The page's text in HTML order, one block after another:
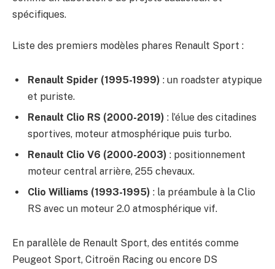
spécifiques.
Liste des premiers modèles phares Renault Sport :
Renault Spider (1995-1999) : un roadster atypique
et puriste.
Renault Clio RS (2000-2019) : l’élue des citadines
sportives, moteur atmosphérique puis turbo.
Renault Clio V6 (2000-2003) : positionnement
moteur central arrière, 255 chevaux.
Clio Williams (1993-1995) : la préambule à la Clio
RS avec un moteur 2.0 atmosphérique vif.
En parallèle de Renault Sport, des entités comme
Peugeot Sport, Citroën Racing ou encore DS